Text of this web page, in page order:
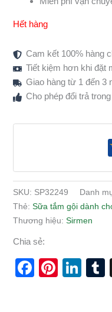
Hết hàng
Cam kết 100% hàng
Tiết kiệm hơn khi đặt
Giao hàng từ 1 đến 3
Cho phép đổi trả
SKU: SP32249 Danh
Thẻ: Sữa tắm gội dành
Thương hiệu: Sirmen
Chia sẻ: